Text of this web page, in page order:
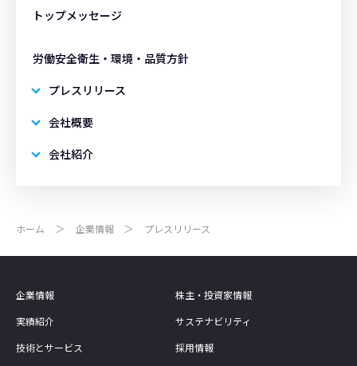
トップメッセージ
労働安全衛生・環境・品質方針
プレスリリース
会社概要
会社紹介
ホーム 企業情報 プレスリリース
企業情報
株主・投資家情報
実績紹介
サステナビリティ
技術とサービス
採用情報